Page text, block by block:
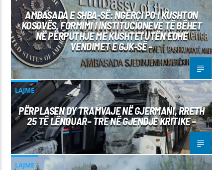
AMBASADA E SHBA-SË: NGËRÇI PO I KUSHTON
KOSOVËS, FORMIMI I INSTITUCIONEVE TË BËHET
NË PËRPUTHJE ME KUSHTETUTËN EDHE
VENDIMET E GJK-SË –
LAJME
PËRPLASEN DY TRAMVAJE NË GJERMANI, RRETH
25 TË LËNDUAR– TRE NË GJENDJE KRITIKE –
LAJME